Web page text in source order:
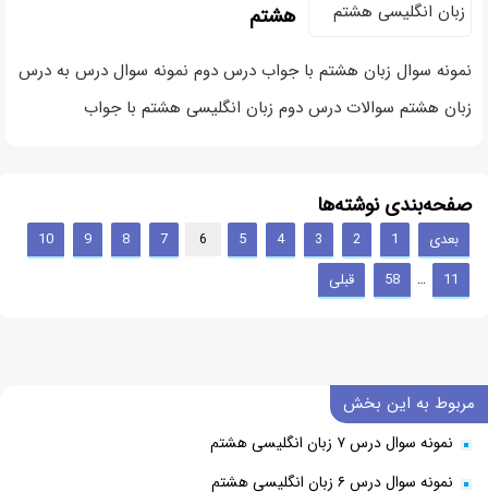
هشتم
نمونه سوال زبان هشتم با جواب درس دوم نمونه سوال درس به درس
زبان هشتم سوالات درس دوم زبان انگلیسی هشتم با جواب
صفحه‌بندی نوشته‌ها
بعدی 1
2
3
4
5
6
7
8
9
10
11
…
58 قبلی
مربوط به این بخش
نمونه سوال درس ۷ زبان انگلیسی هشتم
نمونه سوال درس ۶ زبان انگلیسی هشتم